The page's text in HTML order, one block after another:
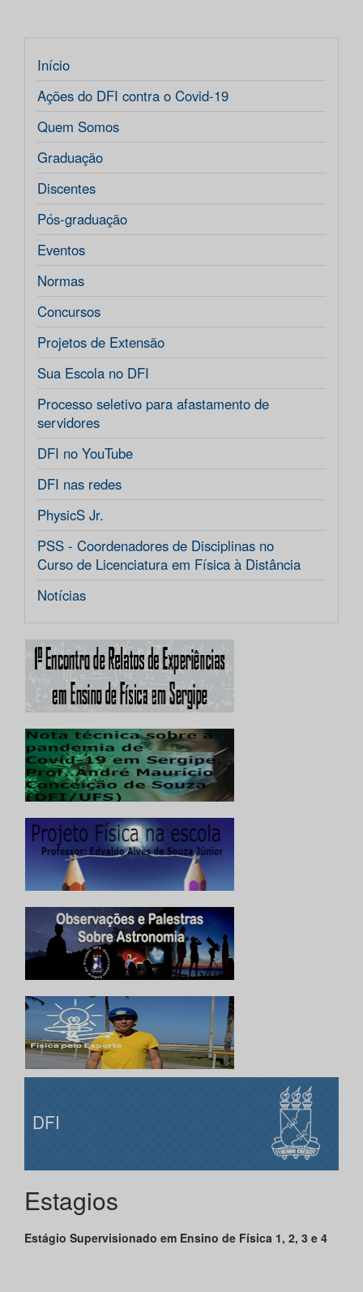
Início
Ações do DFI contra o Covid-19
Quem Somos
Graduação
Discentes
Pós-graduação
Eventos
Normas
Concursos
Projetos de Extensão
Sua Escola no DFI
Processo seletivo para afastamento de
servidores
DFI no YouTube
DFI nas redes
PhysicS Jr.
PSS - Coordenadores de Disciplinas no
Curso de Licenciatura em Física à Distância
Notícias
DFI
Estagios
Estágio Supervisionado em Ensino de Física 1, 2, 3 e 4